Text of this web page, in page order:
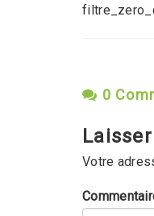
0
Votre